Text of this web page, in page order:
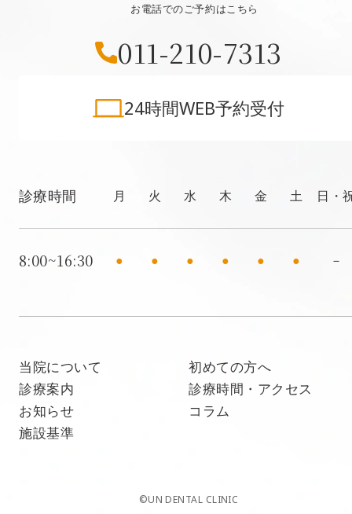
お電話でのご予約はこちら
011-210-7313
24時間WEB予約受付
診療時間 月 火 水 木 金 土 日・
8:00~16:30 ● ● ● ● ● ● －
当院について
初めての方へ
診療案内
診療時間・アクセス
お知らせ
コラム
施設基準
©UN DENTAL CLINIC